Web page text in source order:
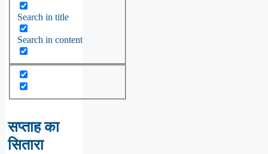
Search in title
Search in content
सप्ताह का
सितारा